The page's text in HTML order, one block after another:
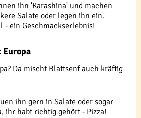
ihn 'Karashina' und machen
Salate oder legen ihn ein.
- ein Geschmackserlebnis!
Da mischt Blattsenf auch kräftig
ihn gern in Salate oder sogar
ihr habt richtig gehört - Pizza!